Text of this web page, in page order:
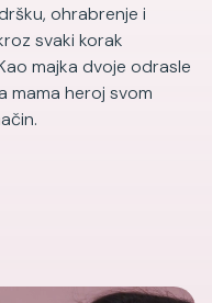
ohrabrenje i
svaki korak
majka dvoje odrasle
mama heroj svom